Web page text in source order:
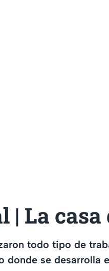
| La casa
todo tipo de
donde se desarrolla